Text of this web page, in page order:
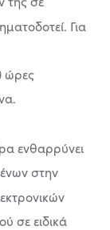
Για
ώρες
ενθαρρύνει
στην
σε ειδικά